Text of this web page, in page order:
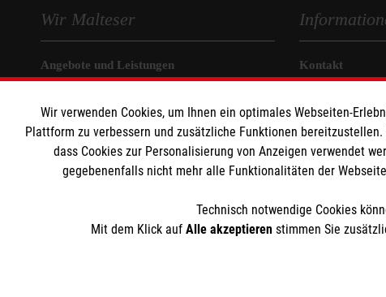
Wir Malteser
Angebote und Leistungen
Mitarbeiten
Wir Malteser
Kontakt
Transparenz
Prävention
Compliance
Datenschutz
Der Malteser Hilfsdienst e.V. ist als eingetragene
Wir verwenden Cookies, um Ihnen ein optimales Webseiten-
Plattform zu verbessern und zusätzliche Funktionen
dass Cookies zur Personalisierung von Anzeigen verwendet
gegebenenfalls nicht mehr alle Funktionalitäten der
Technisch notwendige Cookies
Mit dem Klick auf Alle akzeptieren stimmen Sie